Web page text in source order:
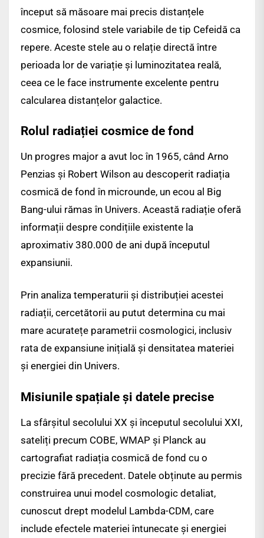
început să măsoare mai precis distanțele
cosmice, folosind stele variabile de tip Cefeidă ca
repere. Aceste stele au o relație directă între
perioada lor de variație și luminozitatea reală,
ceea ce le face instrumente excelente pentru
calcularea distanțelor galactice.
Rolul radiației cosmice de fond
Un progres major a avut loc în 1965, când Arno
Penzias și Robert Wilson au descoperit radiația
cosmică de fond în microunde, un ecou al Big
Bang-ului rămas în Univers. Această radiație oferă
informații despre condițiile existente la
aproximativ 380.000 de ani după începutul
expansiunii.
Prin analiza temperaturii și distribuției acestei
radiații, cercetătorii au putut determina cu mai
mare acuratețe parametrii cosmologici, inclusiv
rata de expansiune inițială și densitatea materiei
și energiei din Univers.
Misiunile spațiale și datele precise
La sfârșitul secolului XX și începutul secolului XXI,
sateliți precum COBE, WMAP și Planck au
cartografiat radiația cosmică de fond cu o
precizie fără precedent. Datele obținute au permis
construirea unui model cosmologic detaliat,
cunoscut drept modelul Lambda-CDM, care
include efectele materiei întunecate și energiei